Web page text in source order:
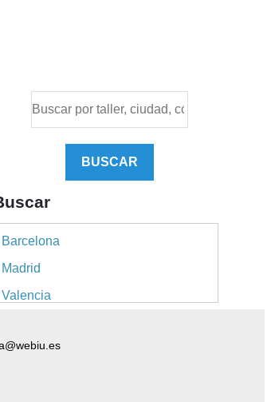
BUSCAR
Barcelona
Madrid
Valencia
Sevilla